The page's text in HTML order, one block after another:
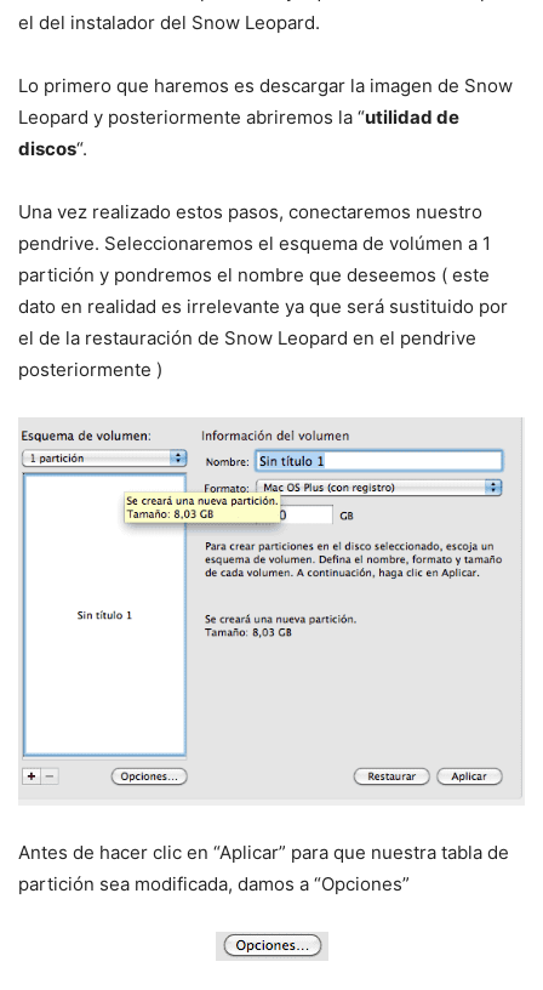
el del instalador del Snow Leopard.
Lo primero que haremos es descargar la imagen de Snow
Leopard y posteriormente abriremos la “utilidad de
discos“.
Una vez realizado estos pasos, conectaremos nuestro
pendrive. Seleccionaremos el esquema de volúmen a 1
partición y pondremos el nombre que deseemos ( este
dato en realidad es irrelevante ya que será sustituido por
el de la restauración de Snow Leopard en el pendrive
posteriormente )
Antes de hacer clic en “Aplicar” para que nuestra tabla de
partición sea modificada, damos a “Opciones”